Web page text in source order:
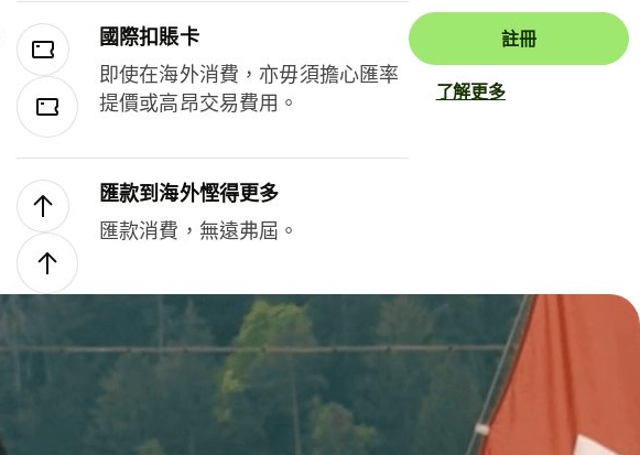
國際扣賬卡
即使在海外消費，亦毋須擔心匯率
提價或高昂交易費用。
匯款到海外慳得更多
匯款消費，無遠弗屆。
註冊
了解更多